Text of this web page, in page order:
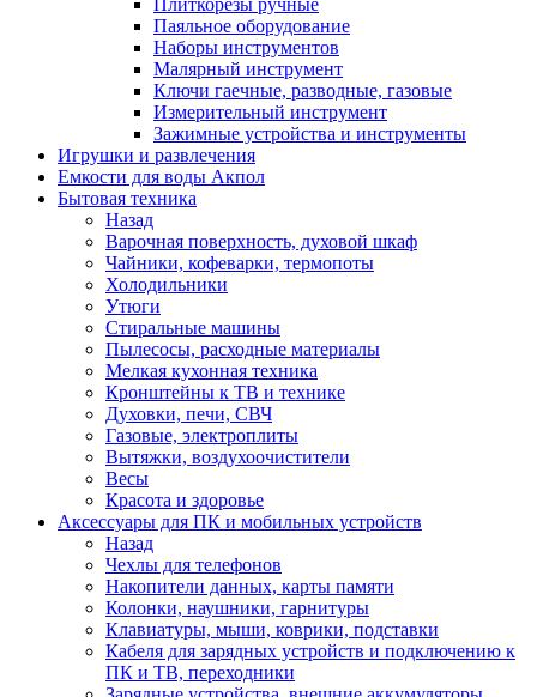
Плиткорезы ручные
Паяльное оборудование
Наборы инструментов
Малярный инструмент
Ключи гаечные, разводные, газовые
Измерительный инструмент
Зажимные устройства и инструменты
Игрушки и развлечения
Емкости для воды Акпол
Бытовая техника
Назад
Варочная поверхность, духовой шкаф
Чайники, кофеварки, термопоты
Холодильники
Утюги
Стиральные машины
Пылесосы, расходные материалы
Мелкая кухонная техника
Кронштейны к ТВ и технике
Духовки, печи, СВЧ
Газовые, электроплиты
Вытяжки, воздухоочистители
Весы
Красота и здоровье
Аксессуары для ПК и мобильных устройств
Назад
Чехлы для телефонов
Накопители данных, карты памяти
Колонки, наушники, гарнитуры
Клавиатуры, мыши, коврики, подставки
Кабеля для зарядных устройств и подключению к
ПК и ТВ, переходники